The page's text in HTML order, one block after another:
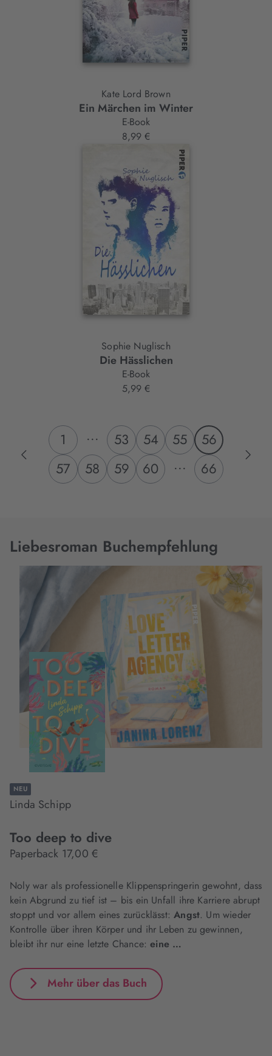
Kate Lord Brown
Ein Märchen im Winter
E-Book
8,99 €
Sophie Nuglisch
Die Hässlichen
E-Book
5,99 €
1 ... 53 54 55
56
57
58 59 60 ... 66
Liebesroman Buchempfehlung
NEU
Linda Schipp
Too deep to dive
Paperback 17,00 €
Noly war als professionelle Klippenspringerin gewohnt, dass
kein Abgrund zu tief ist – bis ein Unfall ihre Karriere abrupt
stoppt und vor allem eines zurücklässt:Angst. Um wieder
Kontrolle über ihren Körper und ihr Leben zu gewinnen,
bleibt ihr nur eine letzte Chance:eine …
Mehr über das Buch